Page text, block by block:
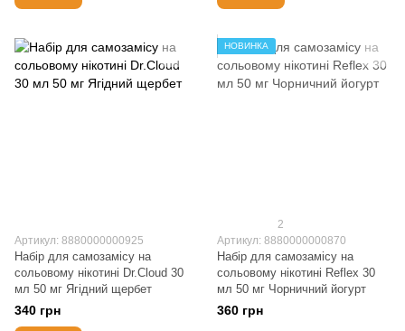
Артикул: 8880000000925
Набір для самозамісу на
сольовому нікотині Dr.Cloud 30
мл 50 мг Ягідний щербет
340 грн
НОВИНКА
2
Артикул: 8880000000870
Набір для самозамісу на
сольовому нікотині Reflex 30
мл 50 мг Чорничний йогурт
360 грн